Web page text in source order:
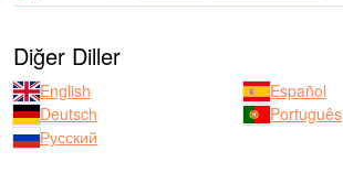
Diğer Diller
English
Español
Deutsch
Português
Русский